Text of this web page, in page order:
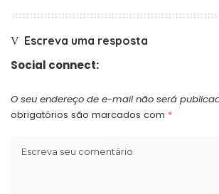
Escreva uma resposta
Social connect:
O seu endereço de e-mail não será
obrigatórios são marcados com *